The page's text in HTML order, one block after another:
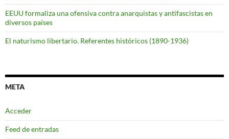
EEUU formaliza una ofensiva contra anarquistas y antifascistas en
diversos países
El naturismo libertario. Referentes históricos (1890-1936)
META
Acceder
Feed de entradas